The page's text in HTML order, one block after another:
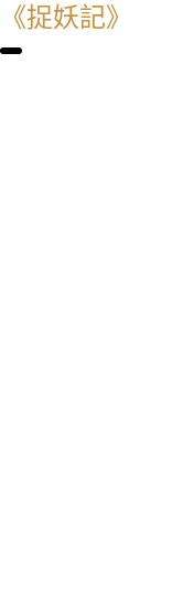
《捉妖記》